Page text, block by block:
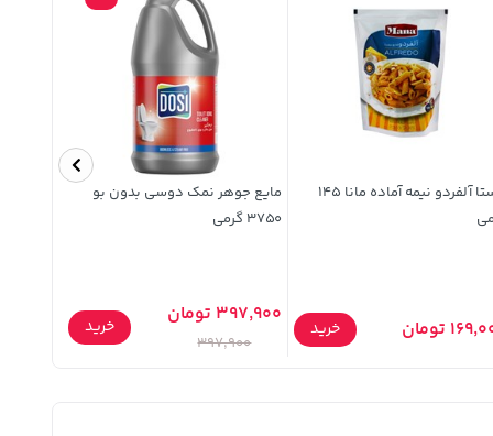
پاستا آلفردو نیمه آماده مانا 145
تومان خرید
مایع جوهر نمک دوسی بدون بو
3750 گرمی
397,900 تومان
397,900
خرید